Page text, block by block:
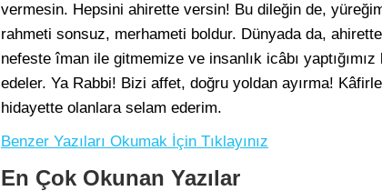
vermesin. Hepsini ahirette versin! Bu dileğin de,
rahmeti sonsuz, merhameti boldur. Dünyada da,
nefeste îman ile gitmemize ve insanlık icâbı
edeler. Ya Rabbi! Bizi affet, doğru yoldan ayırma!
hidayette olanlara selam ederim.
Benzer Yazıları Okumak İçin Tıklayınız
En Çok Okunan Yazılar